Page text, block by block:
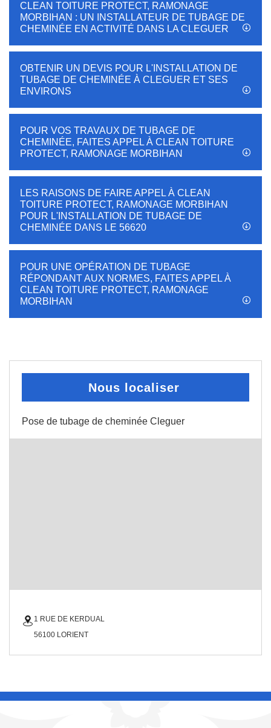
CLEAN TOITURE PROTECT, RAMONAGE
MORBIHAN : UN INSTALLATEUR DE TUBAGE DE
CHEMINÉE EN ACTIVITÉ DANS LA CLEGUER
OBTENIR UN DEVIS POUR L'INSTALLATION DE
TUBAGE DE CHEMINÉE À CLEGUER ET SES
ENVIRONS
POUR VOS TRAVAUX DE TUBAGE DE
CHEMINÉE, FAITES APPEL À CLEAN TOITURE
PROTECT, RAMONAGE MORBIHAN
LES RAISONS DE FAIRE APPEL À CLEAN
TOITURE PROTECT, RAMONAGE MORBIHAN
POUR L'INSTALLATION DE TUBAGE DE
CHEMINÉE DANS LE 56620
POUR UNE OPÉRATION DE TUBAGE
RÉPONDANT AUX NORMES, FAITES APPEL À
CLEAN TOITURE PROTECT, RAMONAGE
MORBIHAN
Nous localiser
Pose de tubage de cheminée Cleguer
1 RUE DE KERDUAL
56100 LORIENT